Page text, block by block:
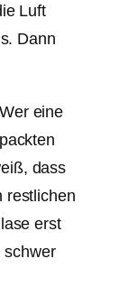
Luft
Dann
eine
dass
restlichen
erst
schwer